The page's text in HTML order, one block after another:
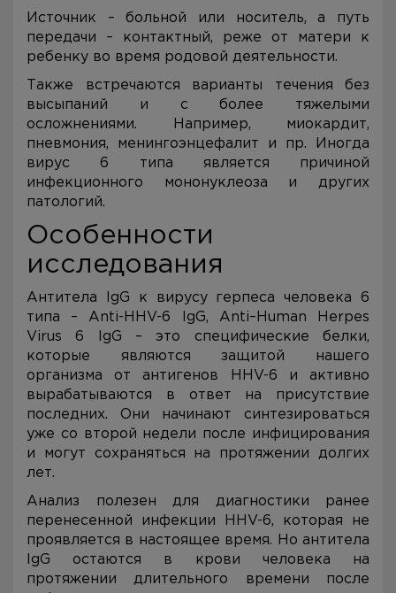
Источник – больной или носитель, а путь
передачи – контактный, реже от матери к
ребенку во время родовой деятельности.
Также встречаются варианты течения без
высыпаний и с более тяжелыми
осложнениями. Например, миокардит,
пневмония, менингоэнцефалит и пр. Иногда
вирус 6 типа является причиной
инфекционного мононуклеоза и других
патологий.
Особенности
исследования
Антитела IgG к вирусу герпеса человека 6
типа – Anti-HHV-6 IgG, Anti–Human Herpes
Virus 6 IgG – это специфические белки,
которые являются защитой нашего
организма от антигенов HHV-6 и активно
вырабатываются в ответ на присутствие
последних. Они начинают синтезироваться
уже со второй недели после инфицирования
и могут сохраняться на протяжении долгих
лет.
Анализ полезен для диагностики ранее
перенесенной инфекции HHV-6, которая не
проявляется в настоящее время. Но антитела
IgG остаются в крови человека на
протяжении длительного времени после